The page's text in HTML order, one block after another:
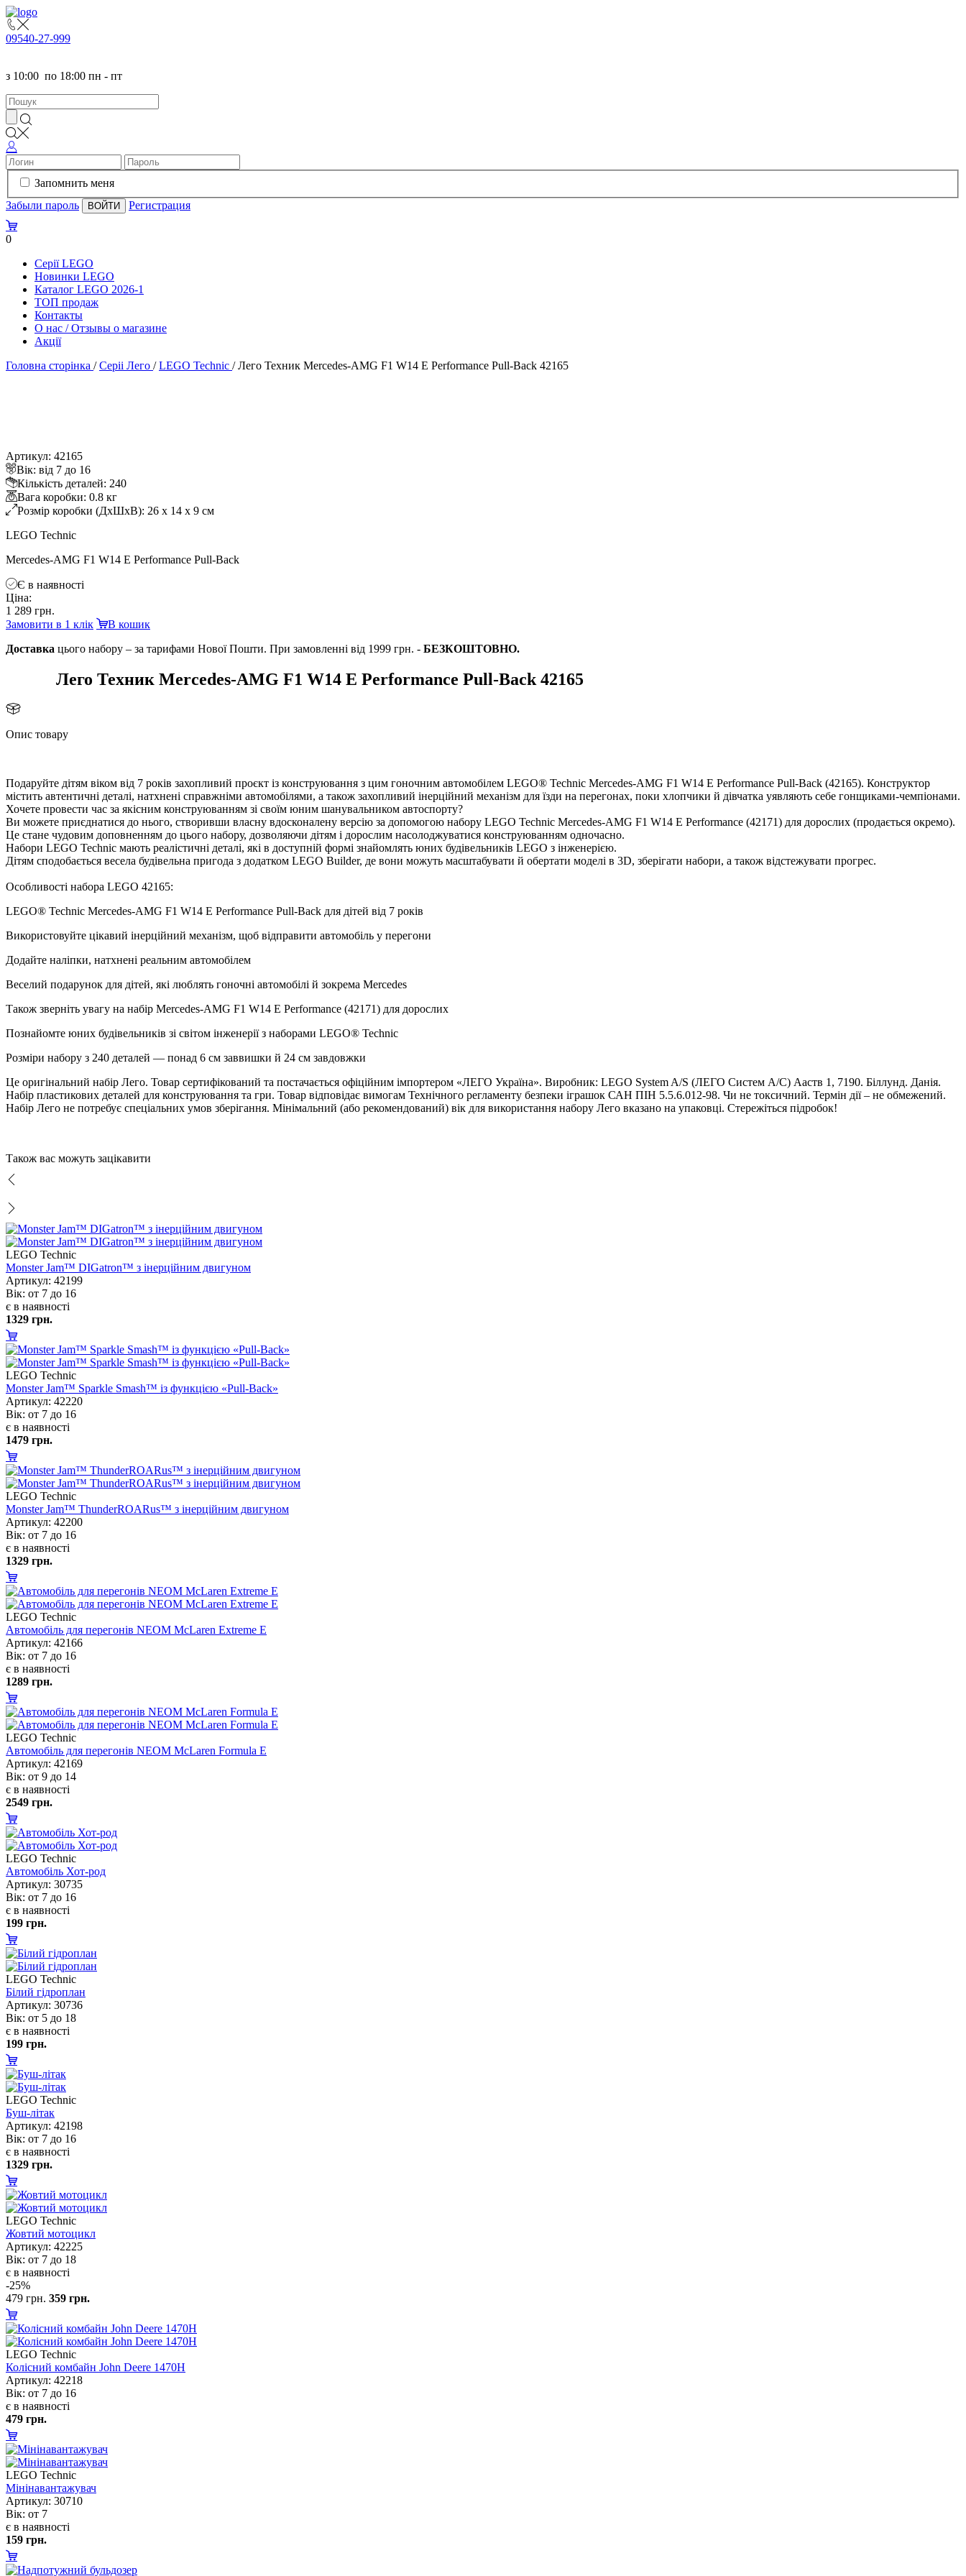
09540-27-999
з 10:00 по 18:00 пн - пт
Запомнить меня
Забыли пароль
Регистрация
0
Серії LEGO
Новинки LEGO
Каталог LEGO 2026-1
TOП продаж
Контакты
О нас / Отзывы о магазине
Акції
Головна сторінка /Серіі Лего /LEGO Technic /Лего Техник Mercedes-AMG F1 W14 E Performance Pull-Back 42165
Артикул: 42165
ік: від 7 до 16
Кількість деталей: 240
ага коробки: 0.8 к
Розмір коробки (ДхШхВ): 26 x 14 x 9 см
LEGO Technic
Mercedes-AMG F1 W14 E Performance Pull-Back
Є в наявності
Ціна:
1 289 грн.
Замовити в 1 клік
кошик
Доставка цього набору – за тарифами Нової Пошти. При замовленні від 1999 грн. - БЕЗКОШТОВНО.
Лего Техник Mercedes-AMG F1 W14 E Performance Pull-Back 42165
Опис товару
Подаруйте дітям віком від 7 років захопливий проєкт із конструювання з цим гоночним автомобілем LEGO® Technic Mercedes-AMG F1 W14 E Performance Pull-Back (42165). Конструктор
містить автентичні деталі, натхнені справжніми автомобілями, а також захопливий інерційний механізм для їзди на перегонах, поки хлопчики й дівчатка уявляють себе гонщиками-чемпіонами.
Хочете провести час за якісним конструюванням зі своїм юним шанувальником автоспорту?
и можете приєднатися до нього, створивши власну вдосконалену версію за допомогою набору LEGO Technic Mercedes-AMG F1 W14 E Performance (42171) для дорослих (продається окремо).
Це стане чудовим доповненням до цього набору, дозволяючи дітям і дорослим насолоджуватися конструюванням одночасно.
Набори LEGO Technic мають реалістичні деталі, які в доступній формі знайомлять юних будівельників LEGO з інженерією.
Дітям сподобається весела будівельна пригода з додатком LEGO Builder, де вони можуть масштабувати й обертати моделі в 3D, зберігати набори, а також відстежувати прогрес.
Особливості набора LEGO 42165:
LEGO® Technic Mercedes-AMG F1 W14 E Performance Pull-Back для дітей від 7 рокі
икористовуйте цікавий інерційний механізм, щоб відправити автомобіль у перегони
Додайте наліпки, натхнені реальним автомобілем
еселий подарунок для дітей, які люблять гоночні автомобілі й зокрема Mercedes
Також зверніть увагу на набір Mercedes-AMG F1 W14 E Performance (42171) для дорослих
Познайомте юних будівельників зі світом інженерії з наборами LEGO® Technic
Розміри набору з 240 деталей — понад 6 см заввишки й 24 см завдовжки
Це оригінальний набір Лего. Товар сертифікований та постачається офіційним імпортером «ЛЕГО Україна». Виробник: LEGO System A/S (ЛЕГО Систем А/С) Ааств 1, 7190. Біллунд. Данія.
Набір пластикових деталей для конструювання та гри. Товар відповідає вимогам Технічного регламенту безпеки іграшок САН ПІН 5.5.6.012-98. Чи не токсичний. Термін дії – не обмежений.
Набір Лего не потребує спеціальних умов зберігання. Мінімальний (або рекомендований) вік для використання набору Лего вказано на упаковці. Стережіться підробок!
Також вас можуть зацікавити
LEGO Technic
Monster Jam™ DIGatron™ з інерційним двигуном
Артикул: 42199
ік: от 7 до 16
є в наявності
1329 грн.
LEGO Technic
Monster Jam™ Sparkle Smash™ із функцією «Pull-Back»
Артикул: 42220
ік: от 7 до 16
є в наявності
1479 грн.
LEGO Technic
Monster Jam™ ThunderROARus™ з інерційним двигуном
Артикул: 42200
ік: от 7 до 16
є в наявності
1329 грн.
LEGO Technic
Автомобіль для перегонів NEOM McLaren Extreme E
Артикул: 42166
ік: от 7 до 16
є в наявності
1289 грн.
LEGO Technic
Автомобіль для перегонів NEOM McLaren Formula E
Артикул: 42169
ік: от 9 до 14
є в наявності
2549 грн.
LEGO Technic
Автомобіль Хот-род
Артикул: 30735
ік: от 7 до 16
є в наявності
199 грн.
LEGO Technic
Білий гідроплан
Артикул: 30736
ік: от 5 до 18
є в наявності
199 грн.
LEGO Technic
Буш-літак
Артикул: 42198
ік: от 7 до 16
є в наявності
1329 грн.
LEGO Technic
Жовтий мотоцикл
Артикул: 42225
ік: от 7 до 18
є в наявності
-25%
479 грн. 359 грн.
LEGO Technic
Колісний комбайн John Deere 1470H
Артикул: 42218
ік: от 7 до 16
є в наявності
479 грн.
LEGO Technic
Мінінавантажувач
Артикул: 30710
ік: от 7
є в наявності
159 грн.